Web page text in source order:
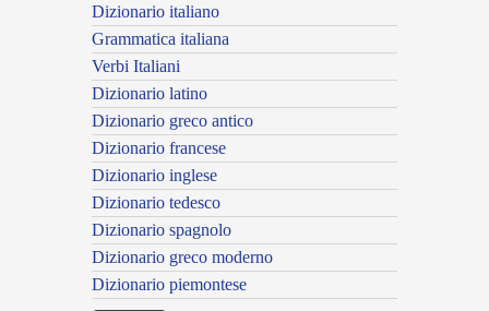
Dizionario italiano
Grammatica italiana
Verbi Italiani
Dizionario latino
Dizionario greco antico
Dizionario francese
Dizionario inglese
Dizionario tedesco
Dizionario spagnolo
Dizionario greco moderno
Dizionario piemontese